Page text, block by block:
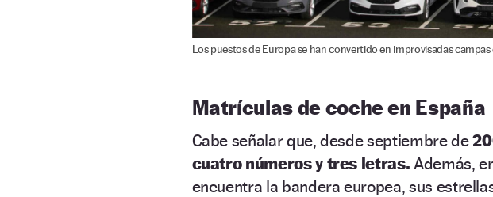
Los puestos de Europa se han convertido en improvisadas campas
Matrículas de coche en España
Cabe señalar que, desde septiembre de
cuatro números y tres letras. Además,
encuentra la bandera europea, sus